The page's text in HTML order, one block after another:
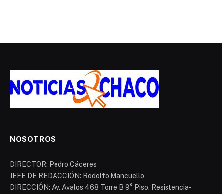
NOSOTROS
DIRECTOR: Pedro Cáceres
JEFE DE REDACCIÓN: Rodolfo Mancuello
DIRECCIÓN: Av. Avalos 468 Torre B 9° Piso. Resistencia-